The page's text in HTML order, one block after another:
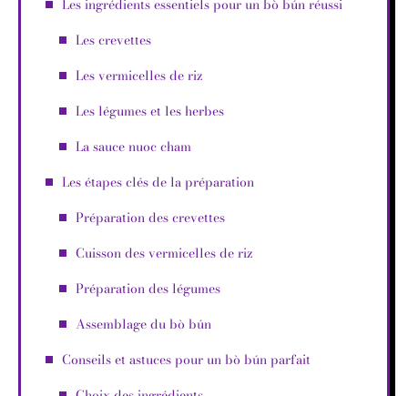
Les ingrédients essentiels pour un bò bún réussi
Les crevettes
Les vermicelles de riz
Les légumes et les herbes
La sauce nuoc cham
Les étapes clés de la préparation
Préparation des crevettes
Cuisson des vermicelles de riz
Préparation des légumes
Assemblage du bò bún
Conseils et astuces pour un bò bún parfait